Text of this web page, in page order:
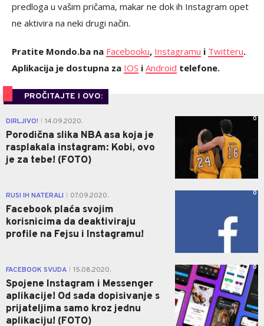
predloga u vašim pričama, makar ne dok ih Instagram opet
ne aktivira na neki drugi način.
Pratite Mondo.ba na Facebooku, Instagramu i Twitteru.
Aplikacija je dostupna za IOS i Android telefone.
PROČITAJTE I OVO:
DIRLJIVO! 14.09.2020.
Porodična slika NBA asa koja je
rasplakala instagram: Kobi, ovo
je za tebe! (FOTO)
0
RUSI IH NATERALI 07.09.2020.
Facebook plaća svojim
korisnicima da deaktiviraju
profile na Fejsu i Instagramu!
0
FACEBOOK SVUDA 15.08.2020.
Spojene Instagram i Messenger
aplikacije! Od sada dopisivanje s
prijateljima samo kroz jednu
aplikaciju! (FOTO)
0